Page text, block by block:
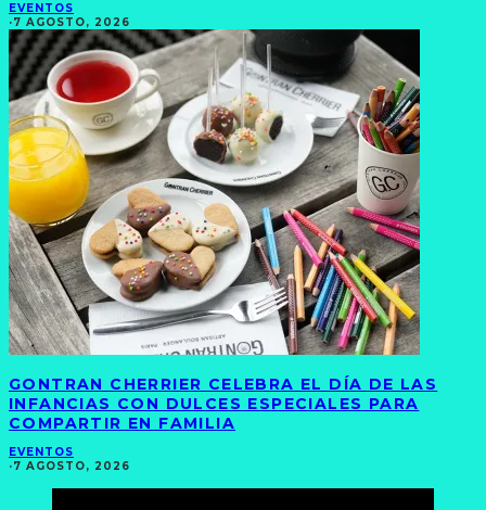
EVENTOS
·7 AGOSTO, 2026
GONTRAN CHERRIER CELEBRA EL DÍA DE LAS
INFANCIAS CON DULCES ESPECIALES PARA
COMPARTIR EN FAMILIA
EVENTOS
·7 AGOSTO, 2026